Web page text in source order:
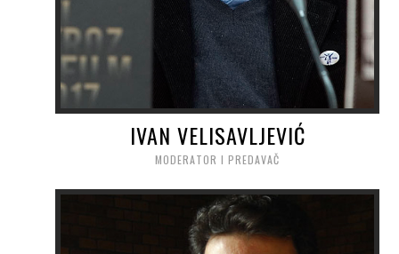
IVAN VELISAVLJEVIĆ
MODERATOR I PREDAVAČ